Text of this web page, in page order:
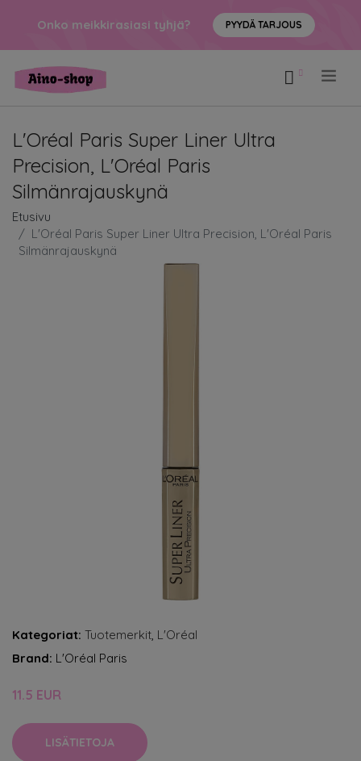
Onko meikkirasiasi tyhjä? PYYDÄ TARJOUS
L'Oréal Paris Super Liner Ultra
Precision, L'Oréal Paris
Silmänrajauskynä
Etusivu
L'Oréal Paris Super Liner Ultra Precision, L'Oréal Paris
Silmänrajauskynä
Kategoriat: Tuotemerkit, L'Oréal
Brand: L'Oréal Paris
11.5 EUR
LISÄTIETOJA